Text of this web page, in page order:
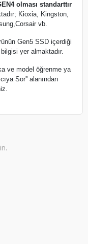
olması standarttır
Kioxia, Kingston,
vb.
Gen5 SSD içerdiği
yer almaktadır.
ve model öğrenme ya
Sor'' alanından